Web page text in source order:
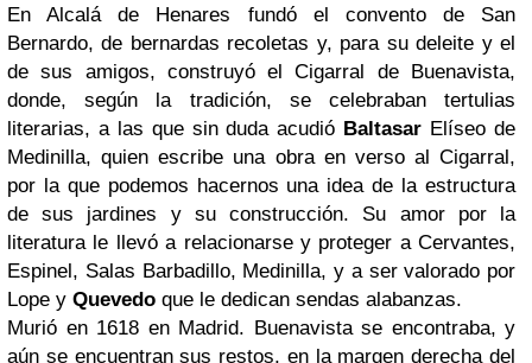
En Alcalá de Henares fundó el convento de San
Bernardo, de bernardas recoletas y, para su deleite y el
de sus amigos, construyó el Cigarral de Buenavista,
donde, según la tradición, se celebraban tertulias
literarias, a las que sin duda acudió Baltasar Elíseo de
Medinilla, quien escribe una obra en verso al Cigarral,
por la que podemos hacernos una idea de la estructura
de sus jardines y su construcción. Su amor por la
literatura le llevó a relacionarse y proteger a Cervantes,
Espinel, Salas Barbadillo, Medinilla, y a ser valorado por
Lope y Quevedo que le dedican sendas alabanzas.
Murió en 1618 en Madrid. Buenavista se encontraba, y
aún se encuentran sus restos, en la margen derecha del